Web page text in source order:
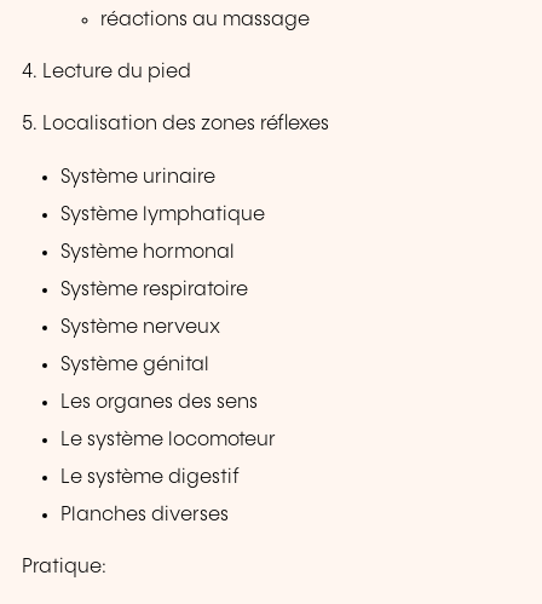
réactions au massage
4. Lecture du pied
5. Localisation des zones réflexes
Système urinaire
Système lymphatique
Système hormonal
Système respiratoire
Système nerveux
Système génital
Les organes des sens
Le système locomoteur
Le système digestif
Planches diverses
Pratique: